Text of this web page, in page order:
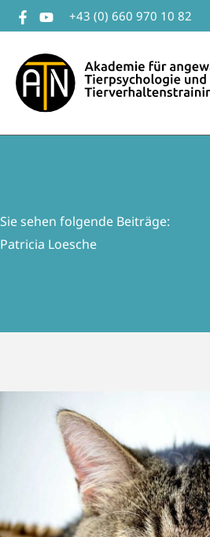
Zum
Inhalt
+43 (0) 660 970 10 82
Sie sehen folgende Beiträge:
Patricia Loesche